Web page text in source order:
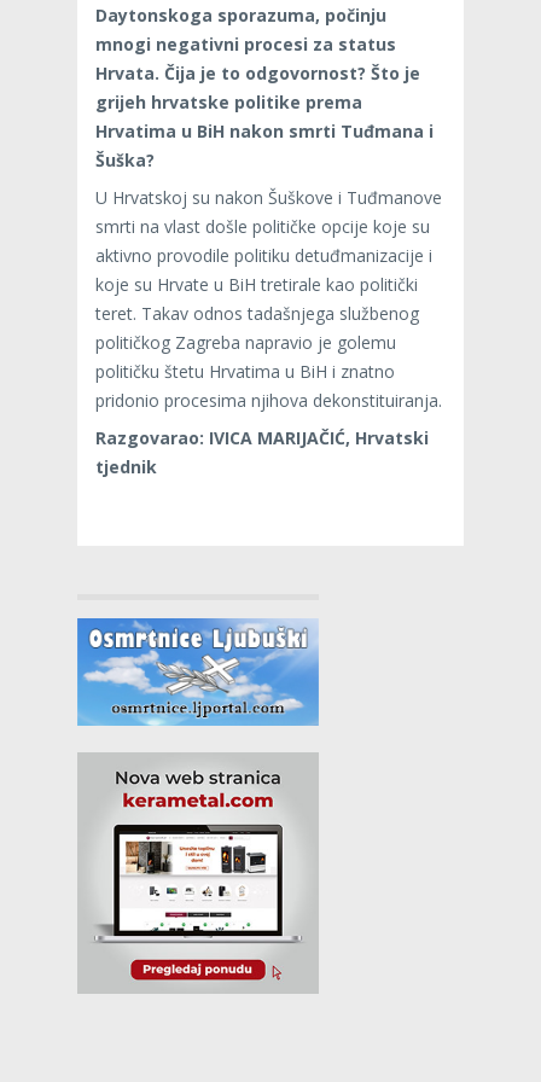
Daytonskoga sporazuma, počinju
mnogi negativni procesi za status
Hrvata. Čija je to odgovornost? Što je
grijeh hrvatske politike prema
Hrvatima u BiH nakon smrti Tuđmana i
Šuška?
U Hrvatskoj su nakon Šuškove i Tuđmanove
smrti na vlast došle političke opcije koje su
aktivno provodile politiku detuđmanizacije i
koje su Hrvate u BiH tretirale kao politički
teret. Takav odnos tadašnjega službenog
političkog Zagreba napravio je golemu
političku štetu Hrvatima u BiH i znatno
pridonio procesima njihova dekonstituiranja.
Razgovarao: IVICA MARIJAČIĆ, Hrvatski
tjednik